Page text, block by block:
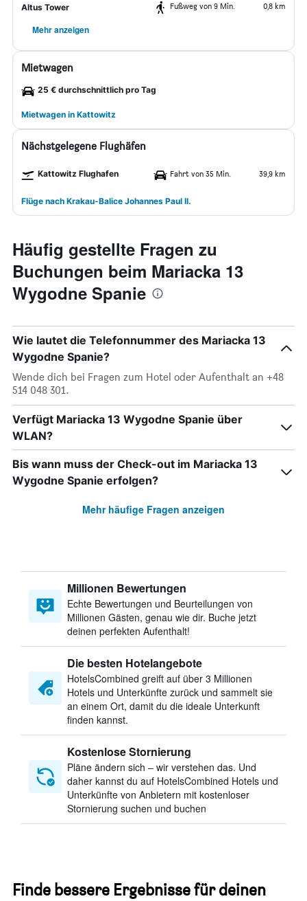
Altus Tower Fußweg von 9 Min. 0,8 km
Mehr anzeigen
Mietwagen
25 € durchschnittlich pro Tag
Mietwagen in Kattowitz
Nächstgelegene Flughäfen
Kattowitz Flughafen Fahrt von 35 Min. 39,9 km
Flüge nach Krakau-Balice Johannes Paul II.
Häufig gestellte Fragen zu
Buchungen beim Mariacka 13
Wygodne Spanie
Wie lautet die Telefonnummer des Mariacka 13
Wygodne Spanie?
Wende dich bei Fragen zum Hotel oder Aufenthalt an +48
514 048 301.
Verfügt Mariacka 13 Wygodne Spanie über
WLAN?
Bis wann muss der Check-out im Mariacka 13
Wygodne Spanie erfolgen?
Mehr häufige Fragen anzeigen
Millionen Bewertungen
Echte Bewertungen und Beurteilungen von
Millionen Gästen, genau wie dir. Buche jetzt
deinen perfekten Aufenthalt!
Die besten Hotelangebote
HotelsCombined greift auf über 3 Millionen
Hotels und Unterkünfte zurück und sammelt sie
an einem Ort, damit du die ideale Unterkunft
finden kannst.
Kostenlose Stornierung
Pläne ändern sich – wir verstehen das. Und
daher kannst du auf HotelsCombined Hotels und
Unterkünfte von Anbietern mit kostenloser
Stornierung suchen und buchen
Finde bessere Ergebnisse für deinen